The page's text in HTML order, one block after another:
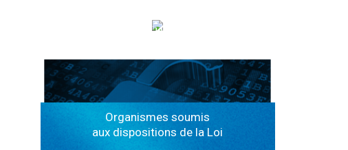
الهياكل الخاضعة لقانون النفاذ إلى المعلومة
Organismes soumis
aux dispositions de la Loi